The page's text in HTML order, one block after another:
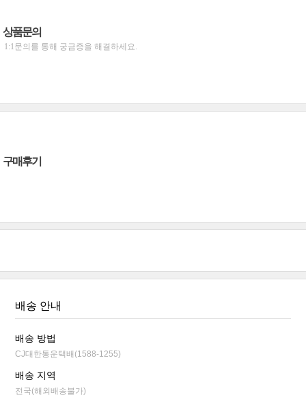
상품문의
1:1문의를 통해 궁금증을 해결하세요.
구매후기
배송 안내
배송 방법
CJ대한통운택배(1588-1255)
배송 지역
전국(해외배송불가)